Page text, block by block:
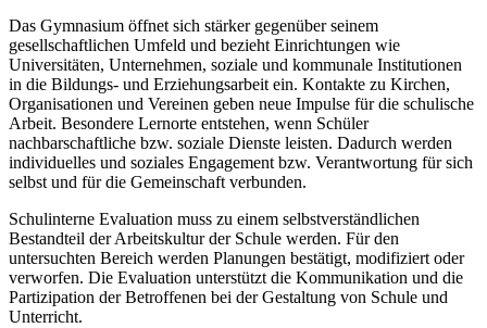
Das Gymnasium öffnet sich stärker gegenüber seinem
gesellschaftlichen Umfeld und bezieht Einrichtungen wie
Universitäten, Unternehmen, soziale und kommunale Institutionen
in die Bildungs- und Erziehungsarbeit ein. Kontakte zu Kirchen,
Organisationen und Vereinen geben neue Impulse für die schulische
Arbeit. Besondere Lernorte entstehen, wenn Schüler
nachbarschaftliche bzw. soziale Dienste leisten. Dadurch werden
individuelles und soziales Engagement bzw. Verantwortung für sich
selbst und für die Gemeinschaft verbunden.
Schulinterne Evaluation muss zu einem selbstverständlichen
Bestandteil der Arbeitskultur der Schule werden. Für den
untersuchten Bereich werden Planungen bestätigt, modifiziert oder
verworfen. Die Evaluation unterstützt die Kommunikation und die
Partizipation der Betroffenen bei der Gestaltung von Schule und
Unterricht.